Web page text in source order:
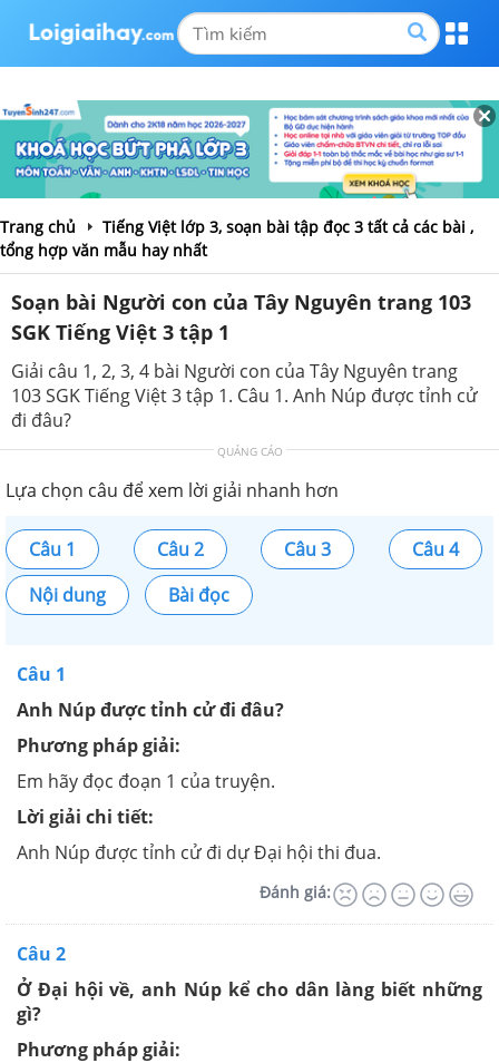
Trang chủ
Tiếng Việt lớp 3, soạn bài tập đọc 3 tất cả các bài ,
tổng hợp văn mẫu hay nhất
Soạn bài Người con của Tây Nguyên trang 103
SGK Tiếng Việt 3 tập 1
Giải câu 1, 2, 3, 4 bài Người con của Tây Nguyên trang
103 SGK Tiếng Việt 3 tập 1. Câu 1. Anh Núp được tỉnh cử
đi đâu?
QUẢNG CÁO
Lựa chọn câu để xem lời giải nhanh hơn
Câu 1 Câu 2 Câu 3
Câu 4
Nội dung
Bài đọc
Câu 1
Anh Núp được tỉnh cử đi đâu?
Phương pháp giải:
Em hãy đọc đoạn 1 của truyện.
Lời giải chi tiết:
Anh Núp được tỉnh cử đi dự Đại hội thi đua.
Đánh giá:
Câu 2
Ở Đại hội về, anh Núp kể cho dân làng biết những
gì?
Phương pháp giải: